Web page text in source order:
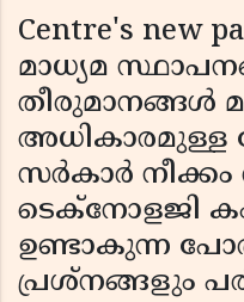
Centre's new
മാധ്യമ
തീരുമാനങ്ങൾ
അധികാരമുള്ള
സർകാർ
ടെക്‌നോളജി
ഉണ്ടാകുന്ന
പ്രശ്‌നങ്ങളും